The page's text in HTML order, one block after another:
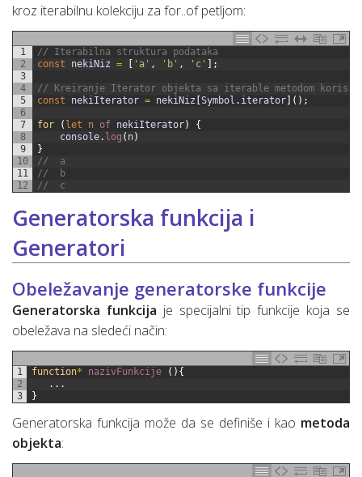
kroz iterabilnu kolekciju za for..of petljom:
1
2
3
4
5
6
7
8
9
10
11
12
// Iterabilna struktura podataka
const
nekiNiz = 'a' , 'b' , 'c' ;
// Kreiranje Iterator objekta sa iterable metodom
const
nekiIterator = nekiNiz Symbol . iterator ( ) ;
for ( let n of nekiIterator)
{
console. log ( n)
}
//  a
//  b
//  c
Generatorska funkcija i
Generatori
Obeležavanje generatorske funkcije
Generatorska funkcija je specijalni tip funkcije koja se
obeležava na sledeći način:
1
2
3
function* nazivFunkcije ( ) {
. . .
}
Generatorska funkcija može da se definiše i kao metoda
objekta: